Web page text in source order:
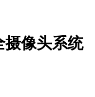
摄像头系统